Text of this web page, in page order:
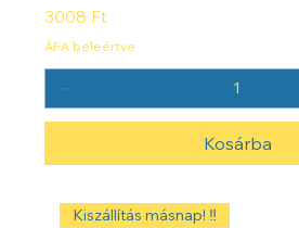
Ár
3008 Ft
ÁFA beleértve
Kosárba
Kiszállítás másnap! ‼️